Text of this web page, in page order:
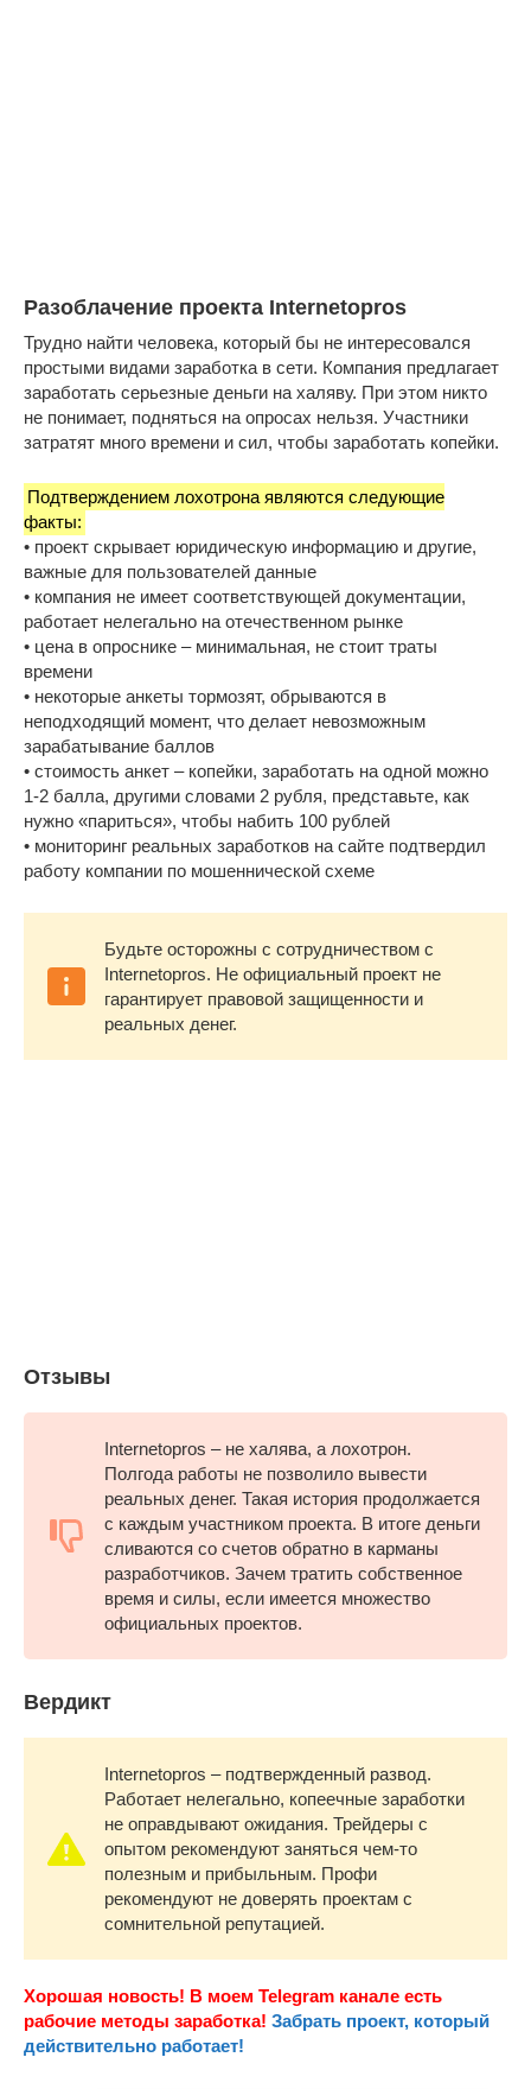
Разоблачение проекта Internetopros
Трудно найти человека, который бы не интересовался
простыми видами заработка в сети. Компания предлагает
заработать серьезные деньги на халяву. При этом никто
не понимает, подняться на опросах нельзя. Участники
затратят много времени и сил, чтобы заработать копейки.
Подтверждением лохотрона являются следующие
факты:
• проект скрывает юридическую информацию и другие,
важные для пользователей данные
• компания не имеет соответствующей документации,
работает нелегально на отечественном рынке
• цена в опроснике – минимальная, не стоит траты
времени
• некоторые анкеты тормозят, обрываются в
неподходящий момент, что делает невозможным
зарабатывание баллов
• стоимость анкет – копейки, заработать на одной можно
1-2 балла, другими словами 2 рубля, представьте, как
нужно «париться», чтобы набить 100 рублей
• мониторинг реальных заработков на сайте подтвердил
работу компании по мошеннической схеме
Будьте осторожны с сотрудничеством с
Internetopros. Не официальный проект не
гарантирует правовой защищенности и
реальных денег.
Отзывы
Internetopros – не халява, а лохотрон.
Полгода работы не позволило вывести
реальных денег. Такая история продолжается
с каждым участником проекта. В итоге деньги
сливаются со счетов обратно в карманы
разработчиков. Зачем тратить собственное
время и силы, если имеется множество
официальных проектов.
Вердикт
Internetopros – подтвержденный развод.
Работает нелегально, копеечные заработки
не оправдывают ожидания. Трейдеры с
опытом рекомендуют заняться чем-то
полезным и прибыльным. Профи
рекомендуют не доверять проектам с
сомнительной репутацией.
Хорошая новость! В моем Telegram канале есть
рабочие методы заработка! Забрать проект, который
действительно работает!